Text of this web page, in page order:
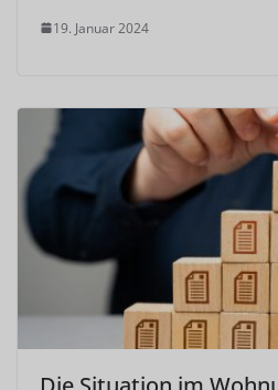
19. Januar 2024